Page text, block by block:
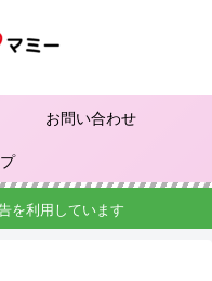
お問い合わせ
を利用しています